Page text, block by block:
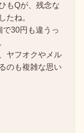
もQが、残念な
たね。
で30円も違うっ
ヤフオクやメル
のも複雑な思い